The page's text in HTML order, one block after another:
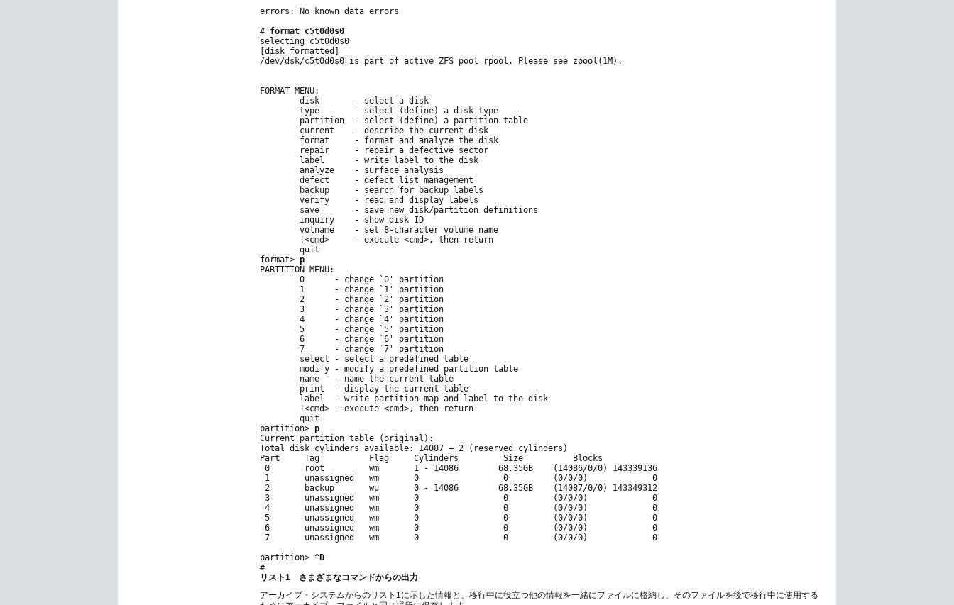
errors: No known data errors
# format c5t0d0s0
selecting c5t0d0s0
[disk formatted]
/dev/dsk/c5t0d0s0 is part of active ZFS pool rpool. Please see zpool(1M).
FORMAT MENU:
        disk       - select a disk
        type       - select (define) a disk type
        partition  - select (define) a partition table
        current    - describe the current disk
        format     - format and analyze the disk
        repair     - repair a defective sector
        label      - write label to the disk
        analyze    - surface analysis
        defect     - defect list management
        backup     - search for backup labels
        verify     - read and display labels
        save       - save new disk/partition definitions
        inquiry    - show disk ID
        volname    - set 8-character volume name
        !<cmd>     - execute <cmd>, then return
        quit
format> p
PARTITION MENU:
        0      - change `0' partition
        1      - change `1' partition
        2      - change `2' partition
        3      - change `3' partition
        4      - change `4' partition
        5      - change `5' partition
        6      - change `6' partition
        7      - change `7' partition
        select - select a predefined table
        modify - modify a predefined partition table
        name   - name the current table
        print  - display the current table
        label  - write partition map and label to the disk
        !<cmd> - execute <cmd>, then return
        quit
partition> p
Current partition table (original):
Total disk cylinders available: 14087 + 2 (reserved cylinders)
Part     Tag          Flag     Cylinders         Size          Blocks
0       root         wm       1 - 14086        68.35GB    (14086/0/0) 143339136
1       unassigned   wm       0                 0         (0/0/0)             0
2       backup       wu       0 - 14086        68.35GB    (14087/0/0) 143349312
3       unassigned   wm       0                 0         (0/0/0)             0
4       unassigned   wm       0                 0         (0/0/0)             0
5       unassigned   wm       0                 0         (0/0/0)             0
6       unassigned   wm       0                 0         (0/0/0)             0
7       unassigned   wm       0                 0         (0/0/0)             0
partition> ^D
リスト1 さまざまなコマンドからの出力
アーカイブ・システムからのリスト1に示した情報と、移行中に役立つ他の情報を一緒にファイルに格納し、そのファイルを後で移行中に使用する